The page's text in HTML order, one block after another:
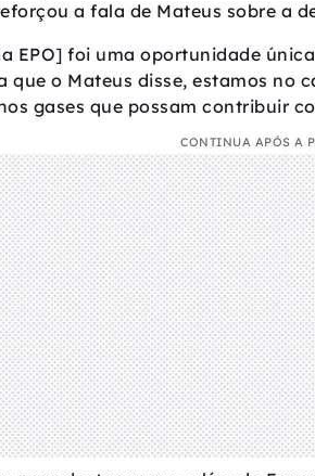
a fala de Mateus sobre a
EPO] foi uma oportunidade
que o Mateus disse, estamos no
gases que possam contribuir
CONTINUA APÓS A